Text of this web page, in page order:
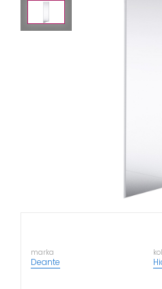
marka
Deante